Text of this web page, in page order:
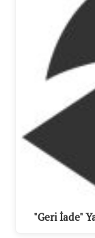
"Geri İade"